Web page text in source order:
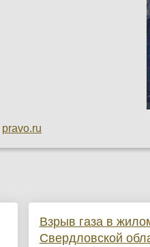
pravo.ru
Взрыв газа в
Свердловской